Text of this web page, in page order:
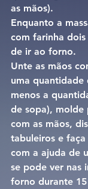
as mãos).
Enquanto a
com farinha
de ir ao forno.
Unte as mãos
uma quantidade
menos a
de sopa), molde
com as mãos,
tabuleiros e
com a ajuda de
se pode ver nas
forno durante